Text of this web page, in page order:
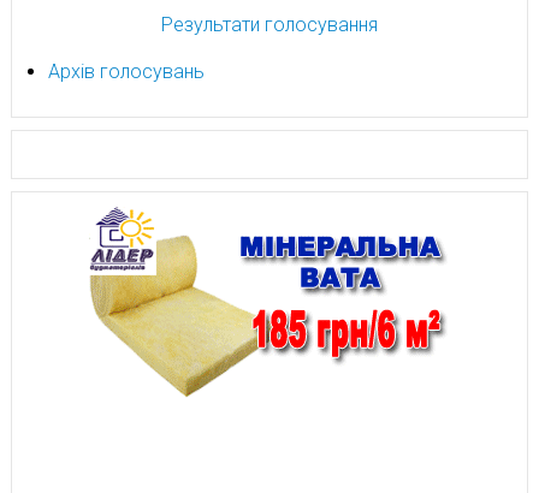
Результати голосування
Архів голосувань